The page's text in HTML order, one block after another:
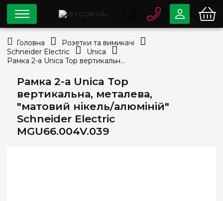
Рамка 2-а Unica Top
вертикальна, металева,
"матовий нікель/алюміній"
Schneider Electric
MGU66.004V.039
0 80033-63-07
info@e7.com.ua
Viber Telegram
Головна
Розетки та вимикачі
Schneider Electric
Unica
Рамка 2-а Unica Top вертикальна, металева, "матовий нікель/алюміній" Schneider Electric MGU66.004V.039